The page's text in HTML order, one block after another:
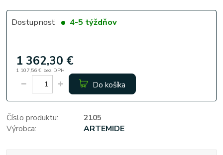
Dostupnosť 4-5 týždňov
1 362,30 €
1 107,56 € bez DPH
Do košíka
Číslo produktu:
2105
Výrobca:
ARTEMIDE